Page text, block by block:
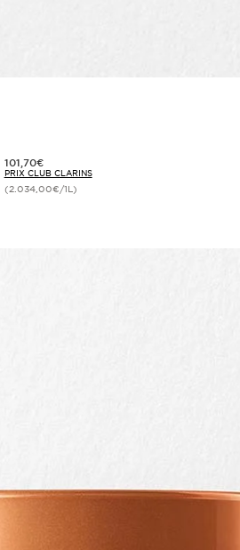
Prix Club Clarins 101,70€
101,70€
PRIX CLUB CLARINS
(2.034,00€/1L)